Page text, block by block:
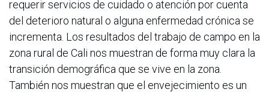
requerir servicios de cuidado o atención por cuenta
del deterioro natural o alguna enfermedad crónica se
incrementa. Los resultados del trabajo de campo en la
zona rural de Cali nos muestran de forma muy clara la
transición demográfica que se vive en la zona.
También nos muestran que el envejecimiento es un